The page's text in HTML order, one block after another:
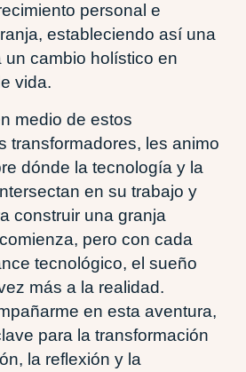
personal e
estableciendo así una
un cambio holístico en
vida.
medio de estos
transformadores, les animo
dónde la tecnología y la
en su trabajo y
construir una granja
pero con cada
tecnológico, el sueño
más a la realidad.
en esta aventura,
para la transformación
la reflexión y la